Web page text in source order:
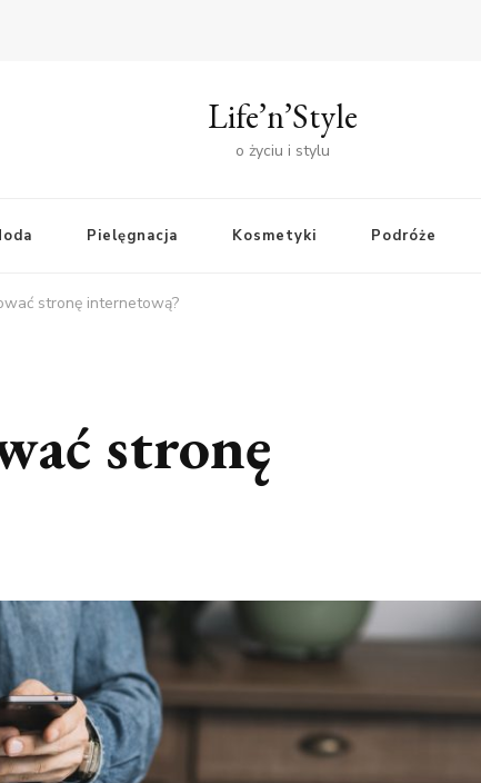
Life’n’Style
o życiu i stylu
Pielęgnacja Kosmetyki Podróże
stronę internetową?
stronę